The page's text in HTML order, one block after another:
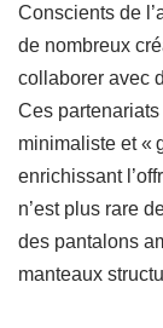
Conscients de
de nombreux
collaborer avec
Ces
minimaliste et «
enrichissant
n’est plus rare
des pantalons
manteaux